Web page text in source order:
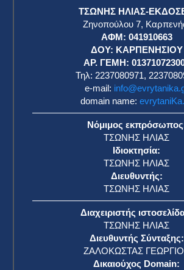
ΤΣΩΝΗΣ ΗΛΙΑΣ-
Ζηνοπούλου 7,
ΑΦΜ: 041910663
ΔΟΥ: ΚΑΡΠΕΝΗΣΙΟΥ
ΑΡ. ΓΕΜΗ:
Τηλ: 2237080971,
e-mail:
domain name:
Νόμιμος
ΤΣΩΝΗΣ ΗΛΙΑΣ
Ιδιοκτησία:
ΤΣΩΝΗΣ ΗΛΙΑΣ
Διευθυντής:
ΤΣΩΝΗΣ ΗΛΙΑΣ
Διαχειριστής
ΤΣΩΝΗΣ ΗΛΙΑΣ
Διευθυντής Σύνταξης:
ΖΑΛΟΚΩΣΤΑΣ
Δικαιούχος Domain: